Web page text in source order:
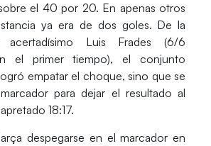
el 40 por 20. En apenas otros
ya era de dos goles. De la
Luis Frades(6/6
el primer tiempo), el conjunto
empatar el choque, sino que se
para dejar el resultado al
18:17.
despegarse en el marcador en